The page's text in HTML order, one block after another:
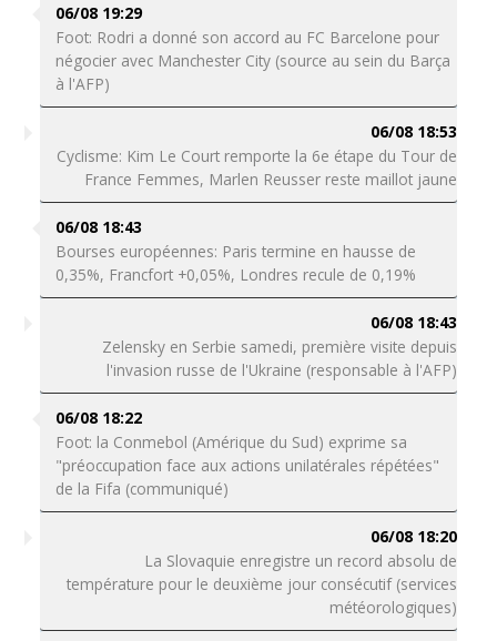
06/08 19:29
Foot: Rodri a donné son accord au FC Barcelone pour
négocier avec Manchester City (source au sein du Barça
à l'AFP)
06/08 18:53
Cyclisme: Kim Le Court remporte la 6e étape du Tour de
France Femmes, Marlen Reusser reste maillot jaune
06/08 18:43
Bourses européennes: Paris termine en hausse de
0,35%, Francfort +0,05%, Londres recule de 0,19%
06/08 18:43
Zelensky en Serbie samedi, première visite depuis
l'invasion russe de l'Ukraine (responsable à l'AFP)
06/08 18:22
Foot: la Conmebol (Amérique du Sud) exprime sa
"préoccupation face aux actions unilatérales répétées"
de la Fifa (communiqué)
06/08 18:20
La Slovaquie enregistre un record absolu de
température pour le deuxième jour consécutif (services
météorologiques)